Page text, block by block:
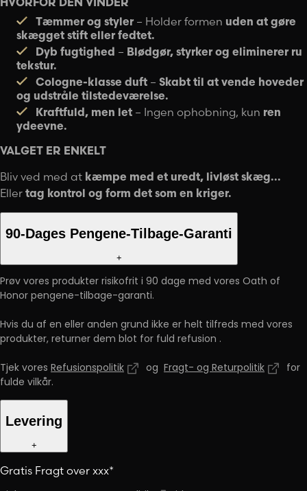
Tæmmer og styler – Holder formen uden at gøre
skægget stift eller fedtet.
Dyb fugtighed – Blødgør, styrker og eliminerer ru
tekstur.
Cologne-klasse duft – Skabt til at vende hoveder
og udstråle tilstedeværelse.
Kraftfuld, men let – Ingen ophobning, kun ren
ydeevne.
VALGET ER ENKELT
Bliv ved med at kæmpe med et uredt, livløst skæg...
Eller tag kontrol og form det som en kriger.
90-Dages Pengene-Tilbage-Garanti
+
Prøv vores produkter risikofrit i 90 dage med vores Oath of
Honor pengene-tilbage-garanti.
Hvis du af en eller anden grund ikke er helt tilfreds med vores
produkter, returner dem blot for fuld refusion .
Tjek vores Refusionspolitik og Fragt- og Returpolitik
for
fulde vilkår.
Levering
+
Gratis Fragt over xxx*